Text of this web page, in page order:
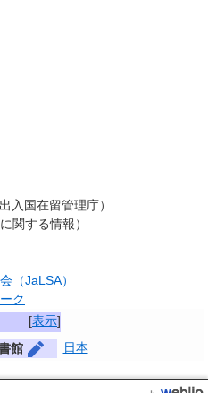
入国在留管理庁）
関する情報）
（JaLSA）
ク
[表示]
館 日本